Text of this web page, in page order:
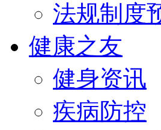
法规制度
健康之友
健身资讯
疾病防控